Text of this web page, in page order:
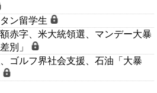
ン留学生
赤字、米大統領選、マンデー大暴
別」
ゴルフ界社会支援、石油「大暴